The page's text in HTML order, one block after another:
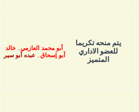
يتم منحه تكريما
للعضو الاداري
المتميز
أبو محمد العازمي
خالد
أبو إسحاق
عبده أبو سير